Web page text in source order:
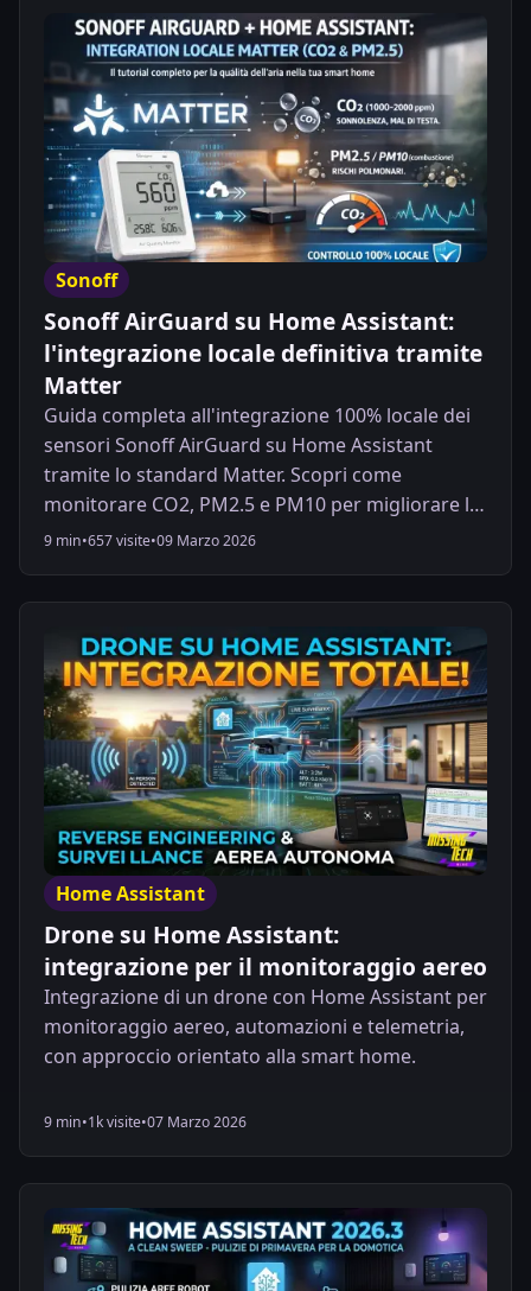
Sonoff
Sonoff AirGuard su Home Assistant:
l'integrazione locale definitiva tramite
Matter
Guida completa all'integrazione 100% locale dei
sensori Sonoff AirGuard su Home Assistant
tramite lo standard Matter. Scopri come
monitorare CO2, PM2.5 e PM10 per migliorare la
qualità dell'aria, tutelare la tua salute e creare
9 min•657 visite•09 Marzo 2026
Home Assistant
Drone su Home Assistant:
integrazione per il monitoraggio aereo
Integrazione di un drone con Home Assistant per
monitoraggio aereo, automazioni e telemetria,
con approccio orientato alla smart home.
9 min•1k visite•07 Marzo 2026